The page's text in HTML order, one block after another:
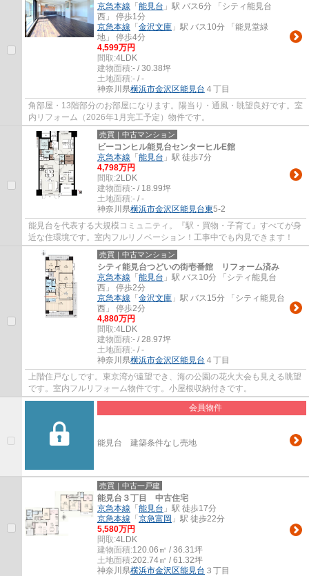
京急本線 「 能見台 」駅 バス6分 「シティ能見台
西」 停歩1分
京急本線 「 金沢文庫 」駅 バス10分 「能見堂緑
地」 停歩4分
4,599万円
間取:4LDK
建物面積:- / 30.38坪
土地面積:- / -
神奈川県横浜市金沢区能見台 ４丁目
角部屋・13階部分のお部屋になります。陽当り・通風・眺望良好です。室
内リフォーム（2026年1月完工予定）物件です。
売買｜中古マンション
ビーコンヒル能見台センターヒルE館
京急本線 「 能見台 」駅 徒歩7分
4,798万円
間取:2LDK
建物面積:- / 18.99坪
土地面積:- / -
神奈川県横浜市金沢区能見台東5-2
能見台を代表する大規模コミュニティ。『駅・買物・子育て』すべてが身
近な住環境です。室内フルリノベーション！工事中でも内見できます！
売買｜中古マンション
シティ能見台つどいの街壱番館 リフォーム済み
京急本線 「 能見台 」駅 バス10分 「シティ能見台
西」 停歩2分
京急本線 「 金沢文庫 」駅 バス15分 「シティ能見台
西」 停歩2分
4,880万円
間取:4LDK
建物面積:- / 28.97坪
土地面積:- / -
神奈川県横浜市金沢区能見台 ４丁目
上階住戸なしです。東京湾が遠望でき、海の公園の花火大会も見える眺望
です。室内フルリフォーム物件です。小屋根収納付きです。
会員物件
能見台 建築条件なし売地
売買｜中古一戸建
能見台３丁目 中古住宅
京急本線 「 能見台 」駅 徒歩17分
京急本線 「 京急富岡 」駅 徒歩22分
5,580万円
間取:4LDK
建物面積:120.06㎡ / 36.31坪
土地面積:202.74㎡ / 61.32坪
神奈川県横浜市金沢区能見台 ３丁目